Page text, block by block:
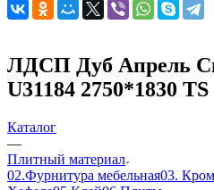
ЛДСП Дуб Апрель
U31184 2750*1830 ТS
Каталог
—
Плитный материал
02.Фурнитура мебельная03.